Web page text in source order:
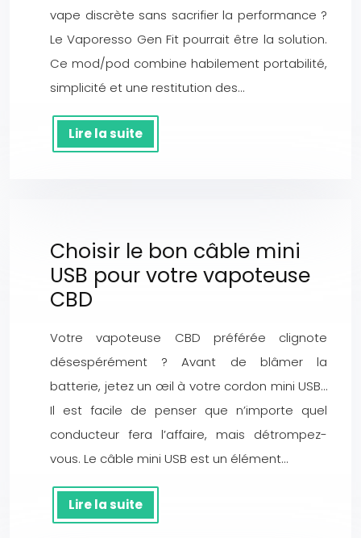
vape discrète sans sacrifier la performance ?
Le Vaporesso Gen Fit pourrait être la solution.
Ce mod/pod combine habilement portabilité,
simplicité et une restitution des…
Lire la suite
Choisir le bon câble mini
USB pour votre vapoteuse
CBD
Votre vapoteuse CBD préférée clignote
désespérément ? Avant de blâmer la
batterie, jetez un œil à votre cordon mini USB…
Il est facile de penser que n’importe quel
conducteur fera l’affaire, mais détrompez-
vous. Le câble mini USB est un élément…
Lire la suite